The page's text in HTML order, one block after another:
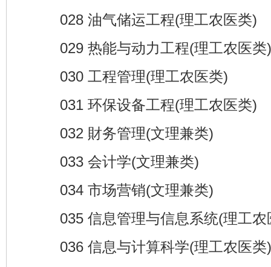
028 油气储运工程(理工农医类)
029 热能与动力工程(理工农医类)
030 工程管理(理工农医类)
031 环保设备工程(理工农医类)
032 財务管理(文理兼类)
033 会计学(文理兼类)
034 市场营销(文理兼类)
035 信息管理与信息系统(理工农
036 信息与计算科学(理工农医类)